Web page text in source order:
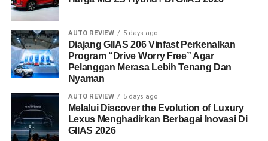
AUTO REVIEW 5 days ago
Diajang GIIAS 206 Vinfast Perkenalkan
Program “Drive Worry Free” Agar
Pelanggan Merasa Lebih Tenang Dan
Nyaman
AUTO REVIEW 5 days ago
Melalui Discover the Evolution of Luxury
Lexus Menghadirkan Berbagai Inovasi Di
GIIAS 2026